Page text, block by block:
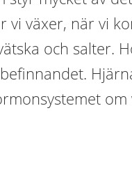
vi växer, när vi
och salter.